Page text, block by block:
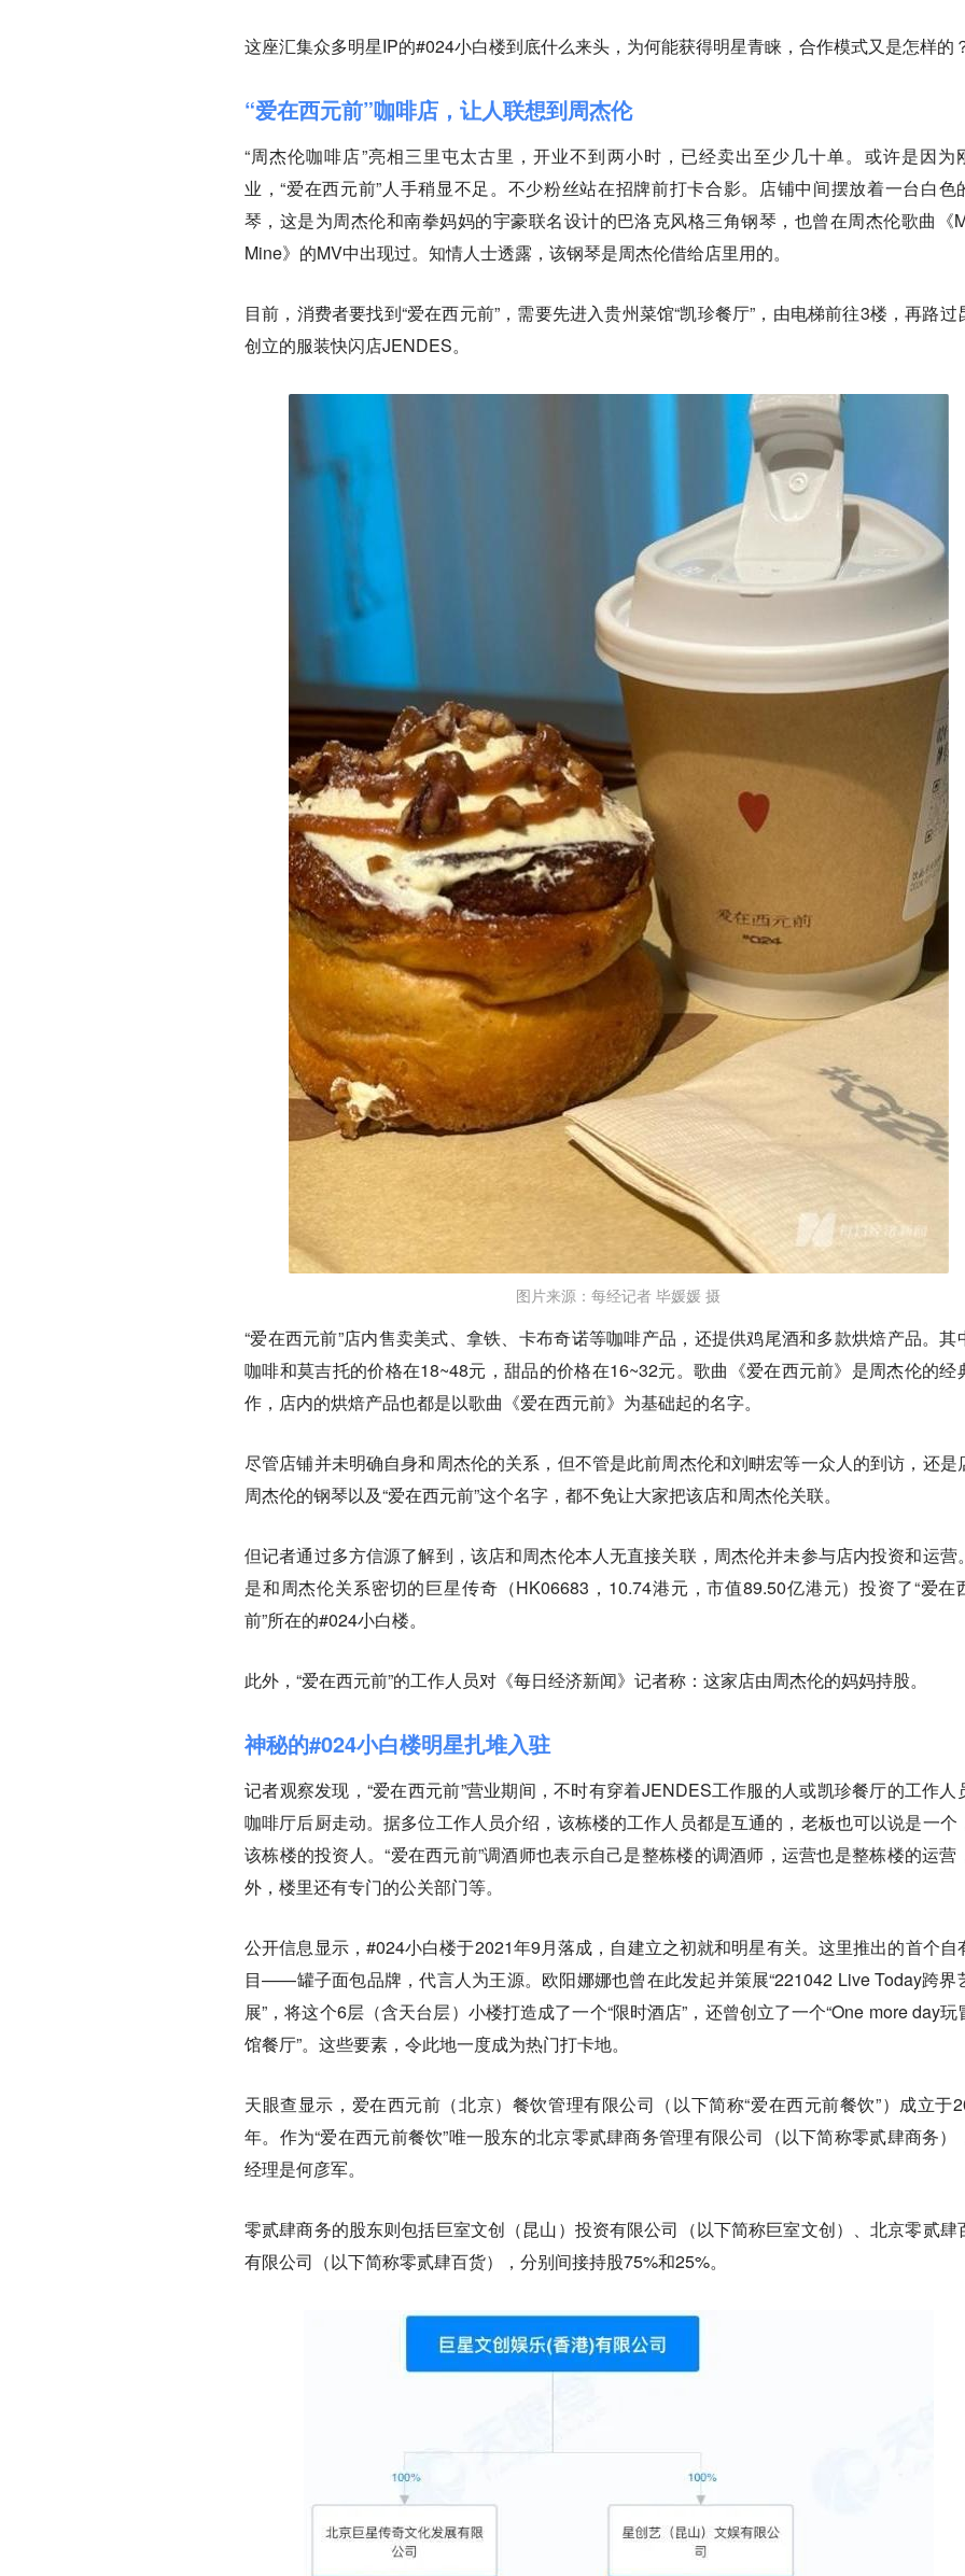
这座汇集众多明星IP的#024小白楼到底什么来头，为何能获得明星青睐，合作模式又是怎样的
“爱在西元前”咖啡店，让人联想到周杰伦
“周杰伦咖啡店”亮相三里屯太古里，开业不到两小时，已经卖出至少几十单。或许是因为
业，“爱在西元前”人手稍显不足。不少粉丝站在招牌前打卡合影。店铺中间摆放着一台白色
琴，这是为周杰伦和南拳妈妈的宇豪联名设计的巴洛克风格三角钢琴，也曾在周杰伦歌曲《
Mine》的MV中出现过。知情人士透露，该钢琴是周杰伦借给店里用的。
目前，消费者要找到“爱在西元前”，需要先进入贵州菜馆“凯珍餐厅”，由电梯前往3楼，再路过
创立的服装快闪店JENDES。
图片来源：每经记者 毕媛媛 摄
“爱在西元前”店内售卖美式、拿铁、卡布奇诺等咖啡产品，还提供鸡尾酒和多款烘焙产品。其
咖啡和莫吉托的价格在18~48元，甜品的价格在16~32元。歌曲《爱在西元前》是周杰伦的经
作，店内的烘焙产品也都是以歌曲《爱在西元前》为基础起的名字。
尽管店铺并未明确自身和周杰伦的关系，但不管是此前周杰伦和刘畊宏等一众人的到访，还是
周杰伦的钢琴以及“爱在西元前”这个名字，都不免让大家把该店和周杰伦关联。
但记者通过多方信源了解到，该店和周杰伦本人无直接关联，周杰伦并未参与店内投资和运营
是和周杰伦关系密切的巨星传奇（HK06683，10.74港元，市值89.50亿港元）投资了“爱在
前”所在的#024小白楼。
此外，“爱在西元前”的工作人员对《每日经济新闻》记者称：这家店由周杰伦的妈妈持股。
神秘的#024小白楼明星扎堆入驻
记者观察发现，“爱在西元前”营业期间，不时有穿着JENDES工作服的人或凯珍餐厅的工作人
咖啡厅后厨走动。据多位工作人员介绍，该栋楼的工作人员都是互通的，老板也可以说是一个
该栋楼的投资人。“爱在西元前”调酒师也表示自己是整栋楼的调酒师，运营也是整栋楼的运营
外，楼里还有专门的公关部门等。
公开信息显示，#024小白楼于2021年9月落成，自建立之初就和明星有关。这里推出的首个自
目——罐子面包品牌，代言人为王源。欧阳娜娜也曾在此发起并策展“221042 Live Today跨界
展”，将这个6层（含天台层）小楼打造成了一个“限时酒店”，还曾创立了一个“One more day玩
馆餐厅”。这些要素，令此地一度成为热门打卡地。
天眼查显示，爱在西元前（北京）餐饮管理有限公司（以下简称“爱在西元前餐饮”）成立于
年。作为“爱在西元前餐饮”唯一股东的北京零贰肆商务管理有限公司（以下简称零贰肆商务）
经理是何彦军。
零贰肆商务的股东则包括巨室文创（昆山）投资有限公司（以下简称巨室文创）、北京零贰肆
有限公司（以下简称零贰肆百货），分别间接持股75%和25%。